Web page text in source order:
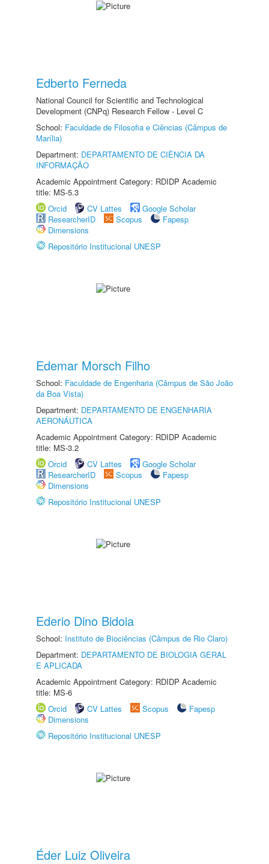
Edberto Ferneda
National Council for Scientific and Technological
Development (CNPq) Research Fellow - Level C
School: Faculdade de Filosofia e Ciências (Câmpus de
Marília)
Department: DEPARTAMENTO DE CIÊNCIA DA
INFORMAÇÃO
Academic Appointment Category: RDIDP Academic
title: MS-5.3
Orcid
CV Lattes
Google Scholar
ResearcherID
Scopus
Fapesp
Dimensions
Repositório Institucional UNESP
Edemar Morsch Filho
School: Faculdade de Engenharia (Câmpus de São João
da Boa Vista)
Department: DEPARTAMENTO DE ENGENHARIA
AERONÁUTICA
Academic Appointment Category: RDIDP Academic
title: MS-3.2
Orcid
CV Lattes
Google Scholar
ResearcherID
Scopus
Fapesp
Dimensions
Repositório Institucional UNESP
Ederio Dino Bidoia
School: Instituto de Biociências (Câmpus de Rio Claro)
Department: DEPARTAMENTO DE BIOLOGIA GERAL
E APLICADA
Academic Appointment Category: RDIDP Academic
title: MS-6
Orcid
CV Lattes Scopus
Fapesp
Dimensions
Repositório Institucional UNESP
Éder Luiz Oliveira